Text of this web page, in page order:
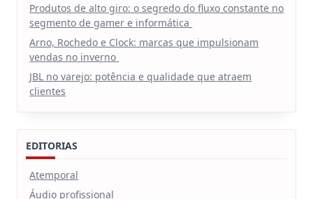
Produtos de alto giro: o segredo do fluxo constante no
segmento de gamer e informática
Arno, Rochedo e Clock: marcas que impulsionam
vendas no inverno
JBL no varejo: potência e qualidade que atraem
clientes
EDITORIAS
Atemporal
Áudio profissional